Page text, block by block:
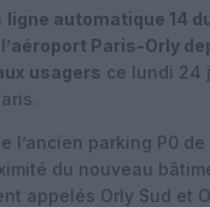
ligne automatique 14
aéroport Paris-Orly
usagers ce lundi 24
l’ancien parking P0
du nouveau
appelés Orly Sud et